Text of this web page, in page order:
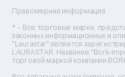
Ремонт фенов
Ремонт цифровых
Ремонт тепловизоров
Ремонт массажных
Ремонт
Ремонт вытяжек
Ремонт источников
Правомерная информация
* - Все торговые марки,
законных информационных и
"Laurastar" является
LAURASTAR. Название "Bork-
торговой маркой компании